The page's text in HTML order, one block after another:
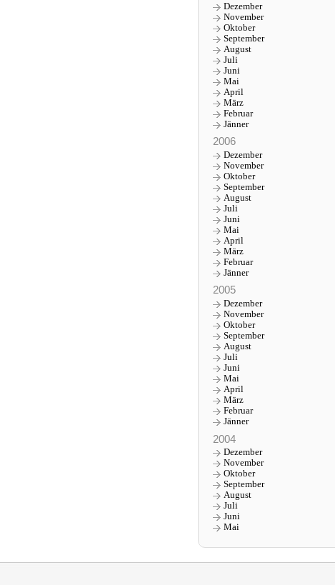
Dezember
November
Oktober
September
August
Juli
Juni
Mai
April
März
Februar
Jänner
2006
Dezember
November
Oktober
September
August
Juli
Juni
Mai
April
März
Februar
Jänner
2005
Dezember
November
Oktober
September
August
Juli
Juni
Mai
April
März
Februar
Jänner
2004
Dezember
November
Oktober
September
August
Juli
Juni
Mai